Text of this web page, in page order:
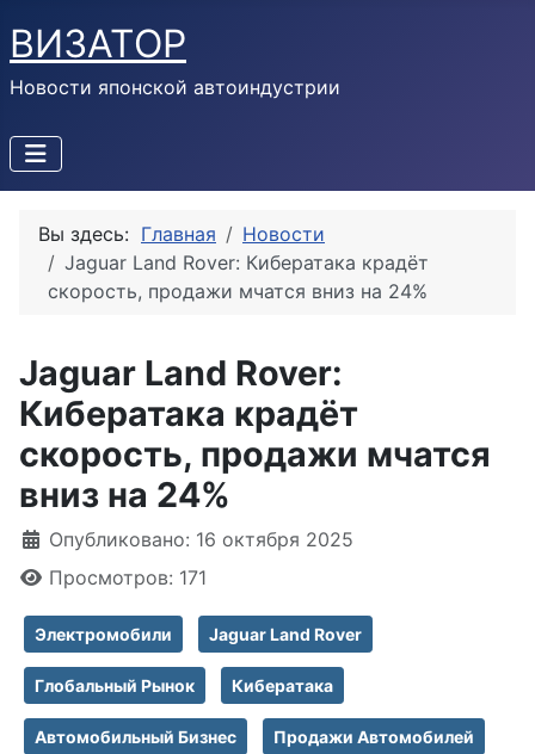
ВИЗАТОР
Новости японской автоиндустрии
Вы здесь: Главная
Новости
Jaguar Land Rover: Кибератака крадёт
скорость, продажи мчатся вниз на 24%
Jaguar Land Rover:
Кибератака крадёт
скорость, продажи мчатся
вниз на 24%
Информация о материале
Опубликовано: 16 октября 2025
Просмотров: 171
Электромобили Jaguar Land Rover
Глобальный Рынок Кибератака
Автомобильный Бизнес Продажи Автомобилей